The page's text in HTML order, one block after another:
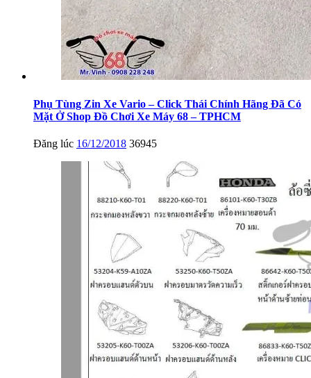
Phụ Tùng Zin Xe Vario – Click Thái Chính Hãng Đã Có
Mặt Ở Shop Đồ Chơi Xe Máy 68 – TPHCM
Đăng lúc 16/12/2018 36945